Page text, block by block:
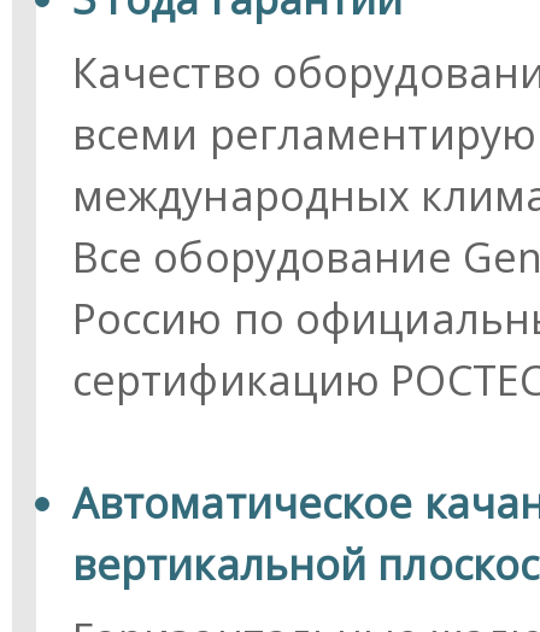
Качество
всеми
международных
Все оборудование
Россию по
сертификацию
Автоматическое
вертикальной